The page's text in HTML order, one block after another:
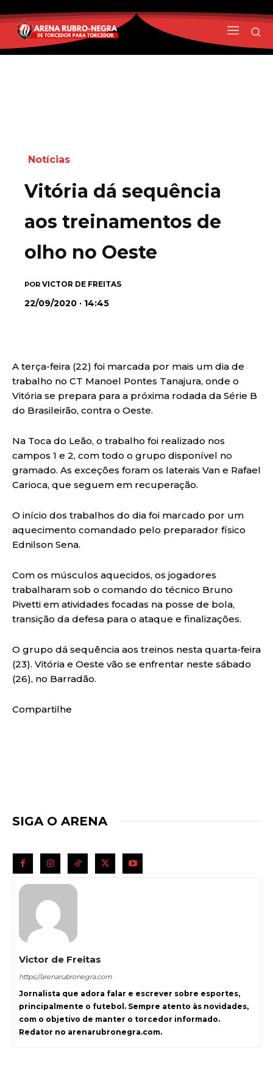
Notícias
Vitória dá sequência
aos treinamentos de
olho no Oeste
POR VICTOR DE FREITAS
22/09/2020 · 14:45
A terça-feira (22) foi marcada por mais um dia de
trabalho no CT Manoel Pontes Tanajura, onde o
Vitória se prepara para a próxima rodada da Série B
do Brasileirão, contra o Oeste.
Na Toca do Leão, o trabalho foi realizado nos
campos 1 e 2, com todo o grupo disponível no
gramado. As exceções foram os laterais Van e Rafael
Carioca, que seguem em recuperação.
O início dos trabalhos do dia foi marcado por um
aquecimento comandado pelo preparador físico
Ednilson Sena.
Com os músculos aquecidos, os jogadores
trabalharam sob o comando do técnico Bruno
Pivetti em atividades focadas na posse de bola,
transição da defesa para o ataque e finalizações.
O grupo dá sequência aos treinos nesta quarta-feira
(23). Vitória e Oeste vão se enfrentar neste sábado
(26), no Barradão.
Compartilhe
SIGA O ARENA
Victor de Freitas
https://arenarubronegra.com
Jornalista que adora falar e escrever sobre esportes,
principalmente o futebol. Sempre atento às novidades,
com o objetivo de manter o torcedor informado.
Redator no arenarubronegra.com.